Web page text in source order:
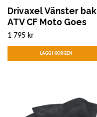
Drivaxel Vänster bak
ATV CF Moto Goes
1 795 kr